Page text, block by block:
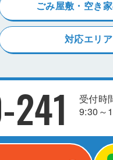
ごみ屋敷・空き
対応エリア
受付時
9:30～